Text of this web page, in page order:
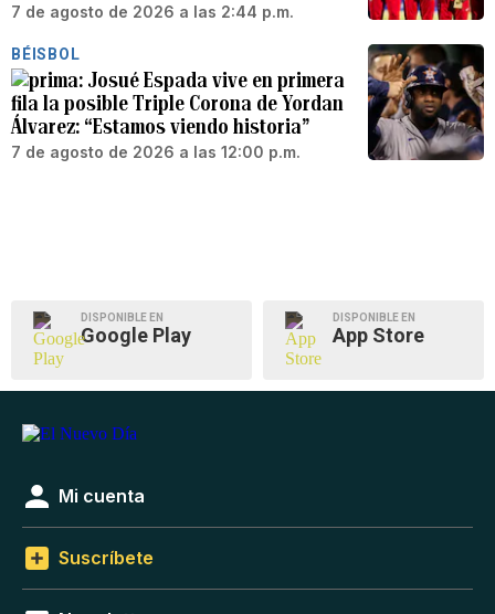
7 de agosto de 2026 a las 2:44 p.m.
BÉISBOL
Josué Espada vive en primera
fila la posible Triple Corona de Yordan
Álvarez: “Estamos viendo historia”
7 de agosto de 2026 a las 12:00 p.m.
DISPONIBLE EN
Google Play
DISPONIBLE EN
App Store
Mi cuenta
Suscríbete